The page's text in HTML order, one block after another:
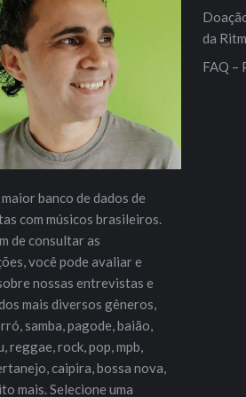
banco de dados de
com músicos brasileiros.
de consultar as
você pode avaliar e
nossas entrevistas e
mais diversos gêneros,
samba, pagode, baião,
reggae, rock, pop, mpb,
caipira, bossa nova,
mais. Selecione uma
da
FAQ –